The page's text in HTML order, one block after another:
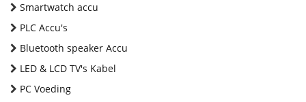
Smartwatch accu
PLC Accu's
Bluetooth speaker Accu
LED & LCD TV's Kabel
PC Voeding